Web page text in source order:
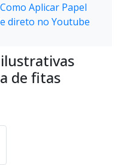
Aplicar Papel
direto no Youtube
de fitas